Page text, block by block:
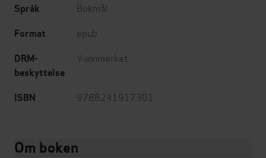
Språk Bokmål
Format epub
DRM-
beskyttelse
Vannmerket
ISBN 9788241917301
Om boken